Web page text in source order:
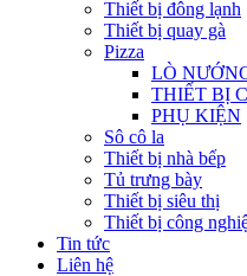
Thiết bị đông lạnh
Thiết bị quay gà
Pizza
LÒ
THIẾT BỊ
PHỤ KIỆN
Sô cô la
Thiết bị nhà bếp
Tủ trưng bày
Thiết bị siêu thị
Thiết bị công
Tin tức
Liên hệ